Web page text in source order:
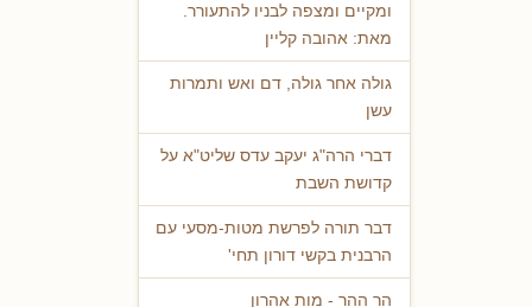
ומקיים ומצפה לבניו להתעורר.
מאת: אהובה קליין
גולה אחר גולה, דם ואש ותמרות
עשן
דברי הרה"ג יעקב עדס שליט"א על
קדושת השבת
דבר תורה לפרשת מטות-מסעי עם
הרבנית בקשי דורון תחי'
הר ההר - מות אהרון